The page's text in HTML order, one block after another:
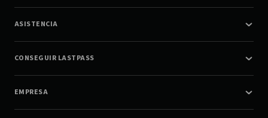
ASISTENCIA
CONSEGUIR LASTPASS
EMPRESA